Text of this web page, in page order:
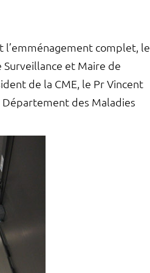
l’emménagement complet, le
et Maire de
de la CME, le Pr Vincent
Département des Maladies